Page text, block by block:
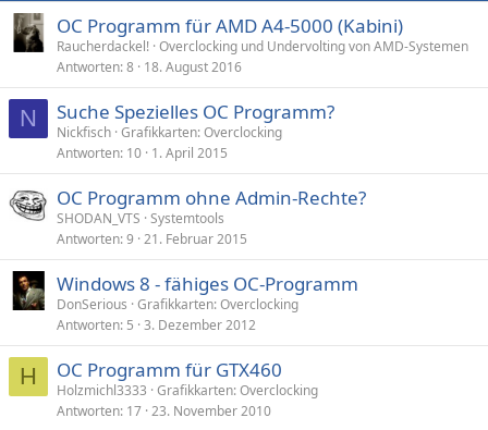
OC Programm für AMD A4-5000 (Kabini)
Raucherdackel! Overclocking und Undervolting von AMD-Systemen
Antworten 8 18. August 2016
N Suche Spezielles OC Programm?
Nickfisch Grafikkarten: Overclocking
Antworten 10 1. April 2015
OC Programm ohne Admin-Rechte?
SHODAN_VTS Systemtools
Antworten 9 21. Februar 2015
Windows 8 - fähiges OC-Programm
DonSerious Grafikkarten: Overclocking
Antworten 5 3. Dezember 2012
H OC Programm für GTX460
Holzmichl3333 Grafikkarten: Overclocking
Antworten 17 23. November 2010